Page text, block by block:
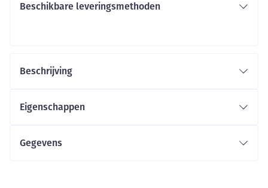
Beschikbare leveringsmethoden
Beschrijving
Eigenschappen
Gegevens